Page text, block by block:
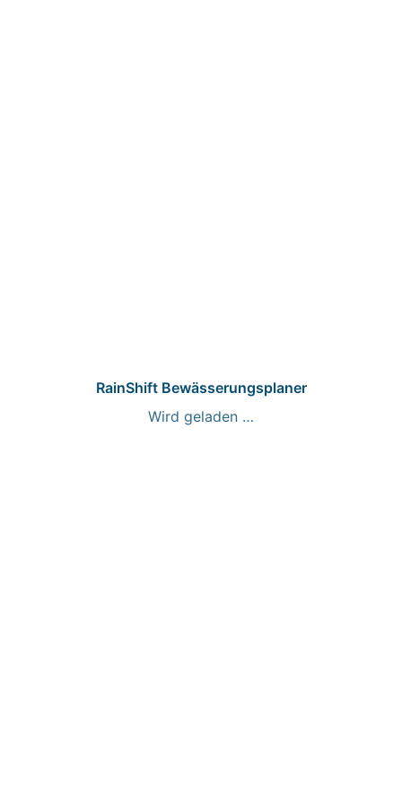
RainShift Bewässerungsplaner
Wird geladen …